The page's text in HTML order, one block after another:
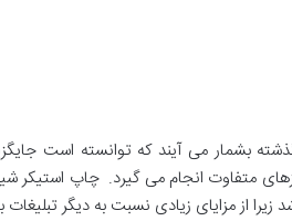
بشمار می آیند که توانسته است
متفاوت انجام می گیرد. چاپ استیکر
از مزایای زیادی نسبت به دیگر